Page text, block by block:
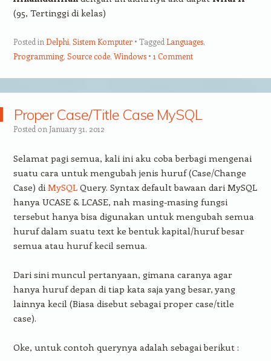
(95, Tertinggi di kelas)
Posted in Delphi, Sistem Komputer Tagged Languages,
Programming, Source code, Windows 1 Comment
Proper Case/Title Case MySQL
Posted on January 31, 2012
Selamat pagi semua, kali ini aku coba berbagi mengenai
suatu cara untuk mengubah jenis huruf (Case/Change
Case) di MySQLQuery. Syntax default bawaan dari MySQL
hanya UCASE & LCASE, nah masing-masing fungsi
tersebut hanya bisa digunakan untuk mengubah semua
huruf dalam suatu text ke bentuk kapital/huruf besar
semua atau huruf kecil semua.
Dari sini muncul pertanyaan, gimana caranya agar
hanya huruf depan di tiap kata saja yang besar, yang
lainnya kecil (Biasa disebut sebagai proper case/title
case).
Oke, untuk contoh querynya adalah sebagai berikut :